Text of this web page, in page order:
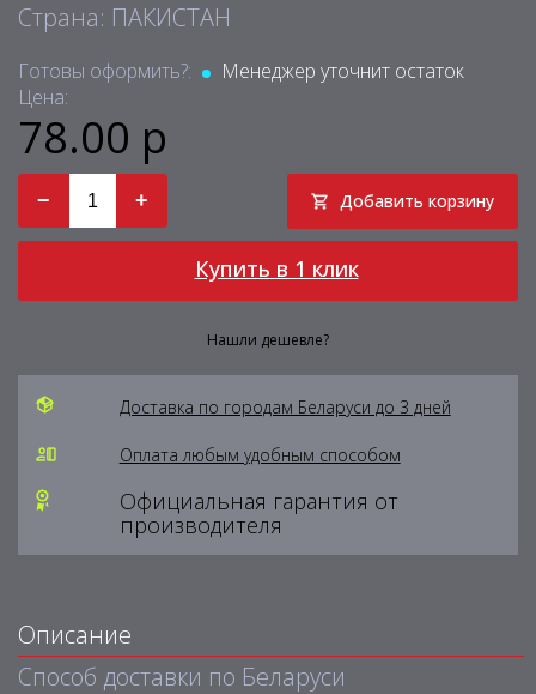
Страна: ПАКИСТАН
Готовы оформить?:
Менеджер уточнит остаток
Цена:
78.00 р
− + Добавить корзину
Купить в 1 клик
Нашли дешевле?
Доставка по городам Беларуси до 3 дней
Оплата любым удобным способом
Официальная гарантия от
производителя
Описание
Способ доставки по Беларуси